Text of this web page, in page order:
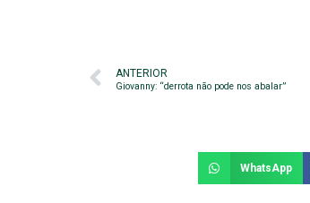
ANTERIOR
Giovanny: “derrota não pode nos abalar”
WhatsApp